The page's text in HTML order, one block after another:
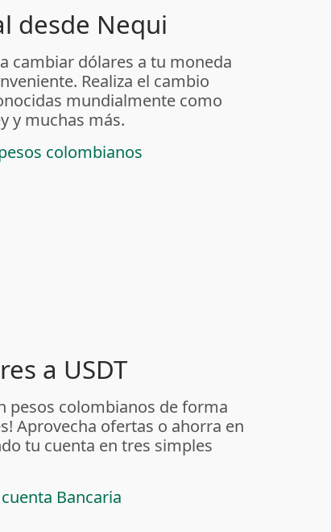
desde Nequi
cambiar dólares a tu moneda
Realiza el cambio
mundialmente como
y muchas más.
colombianos
a USDT
pesos colombianos de forma
Aprovecha ofertas o ahorra en
tu cuenta en tres simples
Bancaria